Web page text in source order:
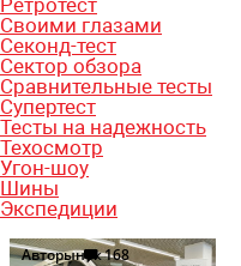
Своими глазами
Секонд-тест
Сектор обзора
Сравнительные тесты
Супертест
Тесты на надежность
Техосмотр
Угон-шоу
Шины
Экспедиции
Авторынок168